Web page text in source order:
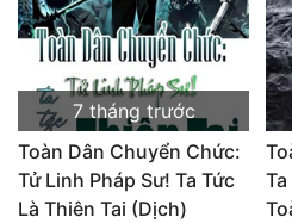
7 tháng trước
Toàn Dân Chuyển Chức:
Tử Linh Pháp Sư! Ta Tức
Là Thiên Tai (Dịch)